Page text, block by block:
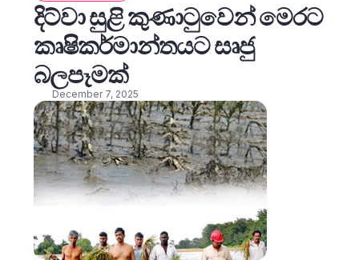
දිට්වා සුළි කුණාටුවෙන් මෙරට
කෘෂිකර්මාන්තයට සෘජු
බලපෑමක්
December 7, 2025